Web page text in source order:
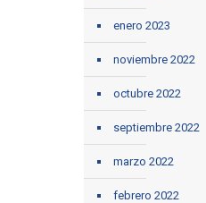
enero 2023
noviembre 2022
octubre 2022
septiembre 2022
marzo 2022
febrero 2022